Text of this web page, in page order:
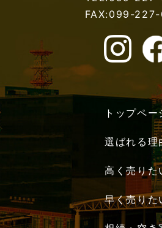
FAX:099-
トップペー
選ばれる理
高く売りた
早く売りた